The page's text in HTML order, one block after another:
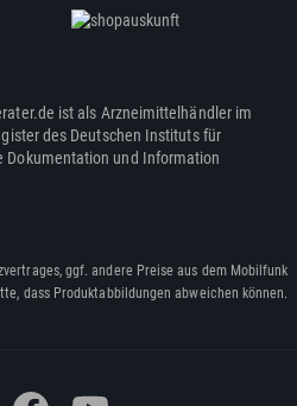
ist als Arzneimittelhändler im
des Deutschen Instituts für
Dokumentation und Information
ggf. andere Preise aus dem Mobilfunk
dass Produktabbildungen abweichen können.